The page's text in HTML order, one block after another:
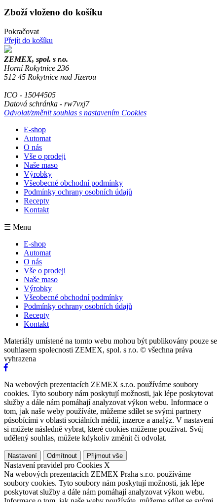
Zboží vloženo do košíku
Pokračovat
Přejít do košíku
ZEMEX, spol. s r.o.
Horní Rokytnice 236
512 45 Rokytnice nad Jizerou
ICO - 15044505
Datová schránka - rw7vxj7
Odvolat/změnit souhlas s nastavením Cookies
E-shop
Automat
O nás
Vše o prodeji
Naše maso
Výrobky
Všeobecné obchodní podmínky
Podmínky ochrany osobních údajů
Recepty
Kontakt
☰ Menu
E-shop
Automat
O nás
Vše o prodeji
Naše maso
Výrobky
Všeobecné obchodní podmínky
Podmínky ochrany osobních údajů
Recepty
Kontakt
Materiály umístené na tomto webu mohou být publikovány pouze se
souhlasem spolecnosti ZEMEX, spol. s r.o. © všechna práva
vyhrazena
Na webových prezentacích ZEMEX s.r.o. používáme soubory
cookies. Tyto soubory nám poskytují možnosti, jak lépe poskytovat
služby a dále nám pomáhají analyzovat výkon webu. Informace o
tom, jak naše weby používáte, můžeme sdílet se svými partnery
působícími v oblasti sociálních médií, inzerce a analýz. V nastavení
si můžete následně vybrat, které cookies můžeme používat. Svůj
udělený souhlas, můžete kdykoliv změnit či odvolat.
Nastavení Odmítnout Přijmout vše
Nastavení pravidel pro Cookies X
Na webových prezentacích ZEMEX Praha s.r.o. používáme
soubory cookies. Tyto soubory nám poskytují možnosti, jak lépe
poskytovat služby a dále nám pomáhají analyzovat výkon webu.